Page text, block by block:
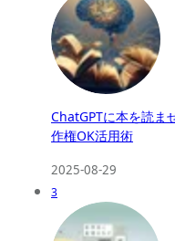
ChatGPTに本を読ま
作権OK活用術
2025-08-29
3